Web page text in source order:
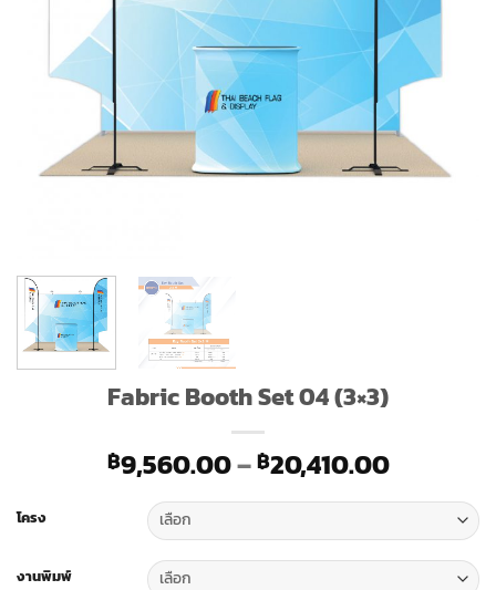
Fabric Booth Set 04 (3×3)
฿9,560.00– ฿20,410.00Price
฿
through
฿
โครง
งานพิมพ์